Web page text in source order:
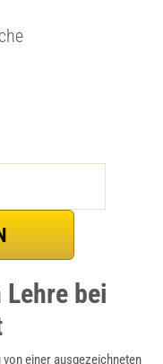
bei
einer ausgezeichneten